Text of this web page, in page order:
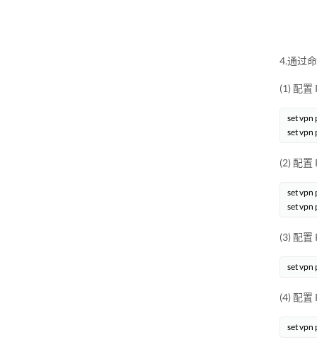
4.通过
(1) 配置
set vpn
(2) 配置
set vpn
(3) 配置
(4) 配置